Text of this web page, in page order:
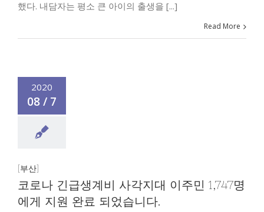
했다. 내담자는 평소 큰 아이의 출생을 [...]
Read More
2020
08 / 7
[부산]
코로나 긴급생계비 사각지대 이주민 1,747명
에게 지원 완료 되었습니다.